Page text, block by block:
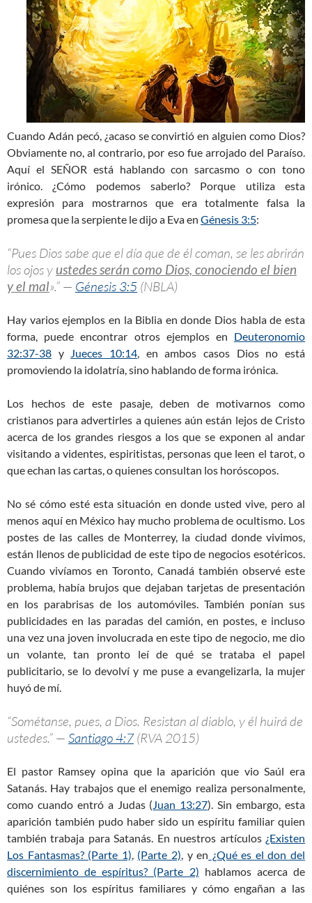
Cuando Adán pecó, ¿acaso se convirtió en alguien como Dios?
Obviamente no, al contrario, por eso fue arrojado del Paraíso.
Aquí el SEÑOR está hablando con sarcasmo o con tono
irónico. ¿Cómo podemos saberlo? Porque utiliza esta
expresión para mostrarnos que era totalmente falsa la
promesa que la serpiente le dijo a Eva en Génesis 3:5:
“Pues Dios sabe que el día que de él coman, se les abrirán
los ojos y ustedes serán como Dios, conociendo el bien
y el mal».” — Génesis 3:5 (NBLA)
Hay varios ejemplos en la Biblia en donde Dios habla de esta
forma, puede encontrar otros ejemplos en Deuteronomio
32:37-38 y Jueces 10:14, en ambos casos Dios no está
promoviendo la idolatría, sino hablando de forma irónica.
Los hechos de este pasaje, deben de motivarnos como
cristianos para advertirles a quienes aún están lejos de Cristo
acerca de los grandes riesgos a los que se exponen al andar
visitando a videntes, espiritistas, personas que leen el tarot, o
que echan las cartas, o quienes consultan los horóscopos.
No sé cómo esté esta situación en donde usted vive, pero al
menos aquí en México hay mucho problema de ocultismo. Los
postes de las calles de Monterrey, la ciudad donde vivimos,
están llenos de publicidad de este tipo de negocios esotéricos.
Cuando vivíamos en Toronto, Canadá también observé este
problema, había brujos que dejaban tarjetas de presentación
en los parabrisas de los automóviles. También ponían sus
publicidades en las paradas del camión, en postes, e incluso
una vez una joven involucrada en este tipo de negocio, me dio
un volante, tan pronto leí de qué se trataba el papel
publicitario, se lo devolví y me puse a evangelizarla, la mujer
huyó de mí.
“Sométanse, pues, a Dios. Resistan al diablo, y él huirá de
ustedes.” — Santiago 4:7(RVA 2015)
El pastor Ramsey opina que la aparición que vio Saúl era
Satanás. Hay trabajos que el enemigo realiza personalmente,
como cuando entró a Judas (Juan 13:27). Sin embargo, esta
aparición también pudo haber sido un espíritu familiar quien
también trabaja para Satanás. En nuestros artículos ¿Existen
Los Fantasmas? (Parte 1), (Parte 2), y en ¿Qué es el don del
discernimiento de espíritus? (Parte 2) hablamos acerca de
quiénes son los espíritus familiares y cómo engañan a las